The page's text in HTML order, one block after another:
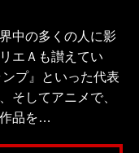
中の多くの人に影
エＡも讃えてい
プ』といった代表
そしてアニメで、
品を…